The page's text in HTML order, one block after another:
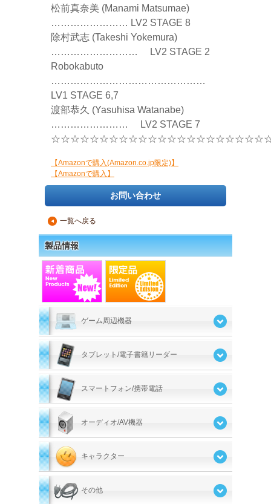
松前真奈美 (Manami Matsumae)
…………………… LV2 STAGE 8
除村武志 (Takeshi Yokemura)
……………………… LV2 STAGE 2
Robokabuto
…………………………………………
LV1 STAGE 6,7
渡部恭久 (Yasuhisa Watanabe)
…………………… LV2 STAGE 7
【Amazonで購入(Amazon.co.jp限定)】
【Amazonで購入】
お問い合わせ
▲ 一覧へ戻る
製品情報
ゲーム周辺機器
タブレット/電子書籍リーダー
スマートフォン/携帯電話
オーディオ/AV機器
キャラクター
その他